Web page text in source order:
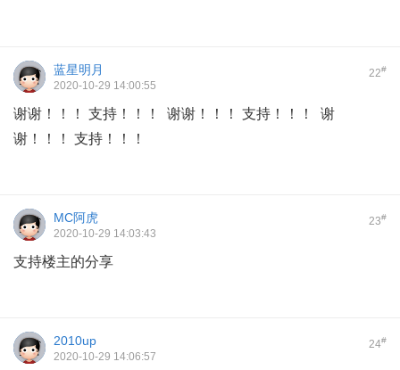
22#
蓝星明月
2020-10-29 14:00:55
谢谢！！！ 支持！！！ 谢谢！！！ 支持！！！ 谢
谢！！！ 支持！！！
23#
MC阿虎
2020-10-29 14:03:43
支持楼主的分享
24#
2010up
2020-10-29 14:06:57